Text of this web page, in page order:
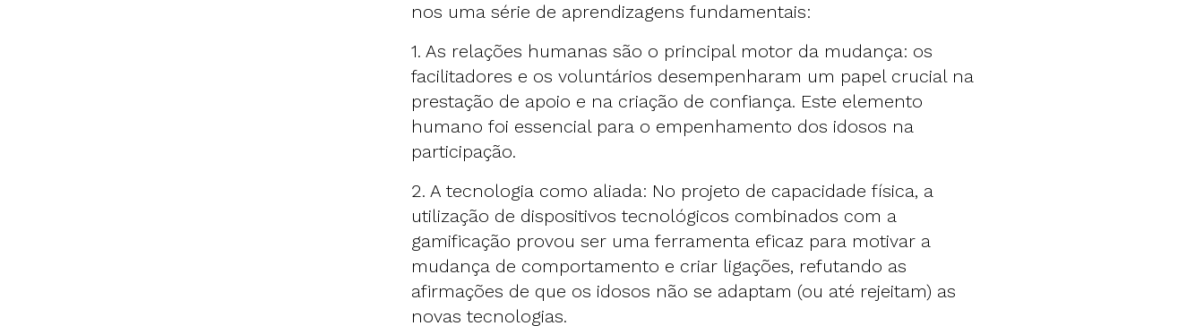
nos uma série de aprendizagens fundamentais:
1. As relações humanas são o principal motor da mudança: os
facilitadores e os voluntários desempenharam um papel crucial na
prestação de apoio e na criação de confiança. Este elemento
humano foi essencial para o empenhamento dos idosos na
participação.
2. A tecnologia como aliada: No projeto de capacidade física, a
utilização de dispositivos tecnológicos combinados com a
gamificação provou ser uma ferramenta eficaz para motivar a
mudança de comportamento e criar ligações, refutando as
afirmações de que os idosos não se adaptam (ou até rejeitam) as
novas tecnologias.